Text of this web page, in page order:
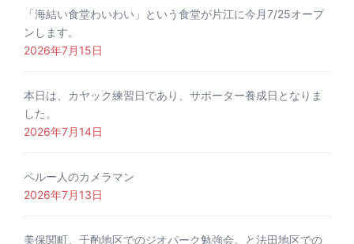
「海結い食堂わいわい」という食堂が片江に今月7/25オープ
ンします。
2026年7月15日
本日は、カヤック練習日であり、サポーター養成日となりま
した。
2026年7月14日
ペルー人のカメラマン
2026年7月13日
美保関町、千酌地区でのジオパーク勉強会。と法田地区での